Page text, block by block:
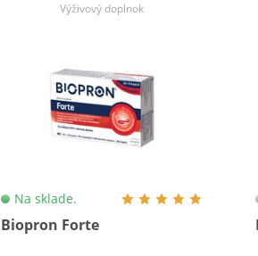
Výživový doplnok
Biopron Forte
Na sklade.